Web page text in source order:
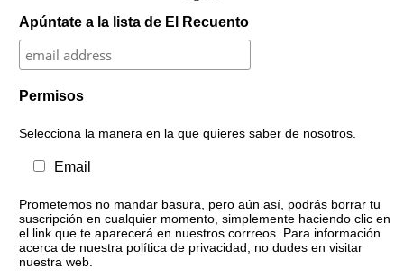
Apúntate a la lista de El Recuento
Permisos
Selecciona la manera en la que quieres saber de nosotros.
Email
Prometemos no mandar basura, pero aún así, podrás borrar tu
suscripción en cualquier momento, simplemente haciendo clic en
el link que te aparecerá en nuestros corrreos. Para información
acerca de nuestra política de privacidad, no dudes en visitar
nuestra web.